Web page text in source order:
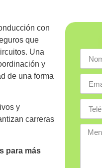
con
que
Una
y
de una forma
y
carreras
para más